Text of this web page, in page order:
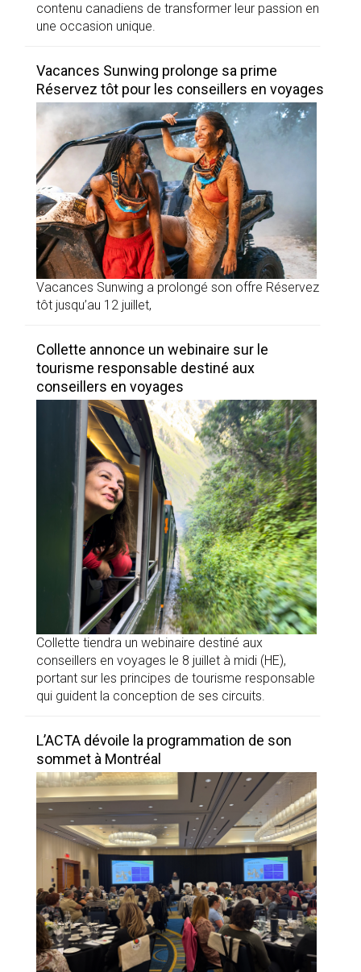
contenu canadiens de transformer leur passion en
une occasion unique.
Vacances Sunwing prolonge sa prime
Réservez tôt pour les conseillers en voyages
Vacances Sunwing a prolongé son offre Réservez
tôt jusqu’au 12 juillet,
Collette annonce un webinaire sur le
tourisme responsable destiné aux
conseillers en voyages
Collette tiendra un webinaire destiné aux
conseillers en voyages le 8 juillet à midi (HE),
portant sur les principes de tourisme responsable
qui guident la conception de ses circuits.
L’ACTA dévoile la programmation de son
sommet à Montréal